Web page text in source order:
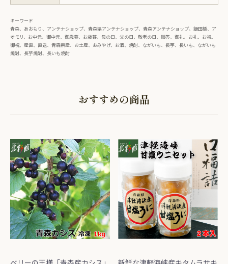
キーワード
青森、あおもり、アンテナショップ、青森県アンテナショップ、青森アンテナショップ、飯田橋、ア
オモリ、お中元、御中元、御歳暮、お歳暮、母の日、父の日、敬老の日、贈答、御礼、お礼、お祝、
御祝、産直、直送、青森県産、お土産、おみやげ、お酒、焼酎、ながいも、長芋、長いも、ながいも
焼酎、長芋焼酎、長いも焼酎
おすすめの商品